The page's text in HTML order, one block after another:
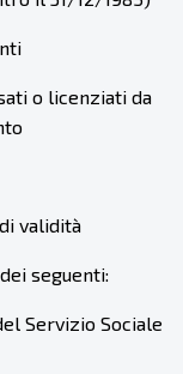
o licenziati da
validità
seguenti:
Servizio Sociale